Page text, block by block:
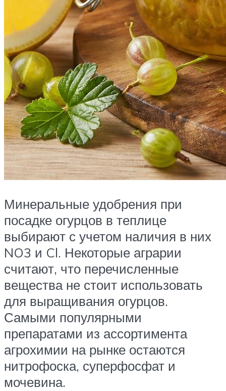
Минеральные удобрения при
посадке огурцов в теплице
выбирают с учетом наличия в них
NO3 и Cl. Некоторые аграрии
считают, что перечисленные
вещества не стоит использовать
для выращивания огурцов.
Самыми популярными
препаратами из ассортимента
агрохимии на рынке остаются
нитрофоска, суперфосфат и
мочевина.